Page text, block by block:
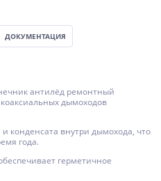
ДОКУМЕНТАЦИЯ
антилёд ремонтный
дымоходов
конденсата внутри дымохода, что
года.
герметичное